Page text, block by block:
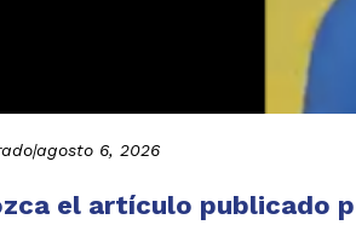
|agosto 6, 2026
el artículo publicado